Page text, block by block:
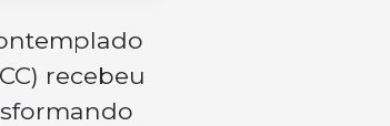
recebeu